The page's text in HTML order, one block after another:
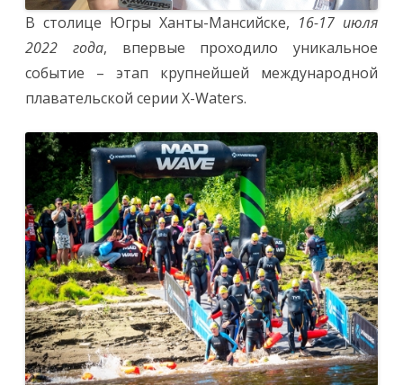
В столице Югры Ханты-Мансийске, 16-17 июля
2022 года, впервые проходило уникальное
событие – этап крупнейшей международной
плавательской серии X-Waters.